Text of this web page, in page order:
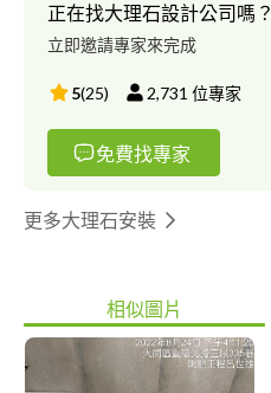
正在找大理石設計公司嗎？
立即邀請專家來完成
5(25) 2,731 位專家
免費找專家
更多大理石安裝
相似圖片